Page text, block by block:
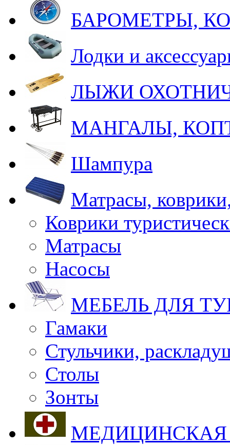
БАРОМЕТРЫ,
Лодки и
ЛЫЖИ
МАНГАЛЫ,
Шампура
Матрасы,
Коврики
Матрасы
Насосы
МЕБЕЛЬ ДЛЯ
Гамаки
Стульчики,
Столы
Зонты